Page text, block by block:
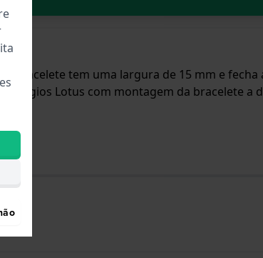
bracelete tem uma largura de 15 mm e fecha
Lotus com montagem da bracelete a